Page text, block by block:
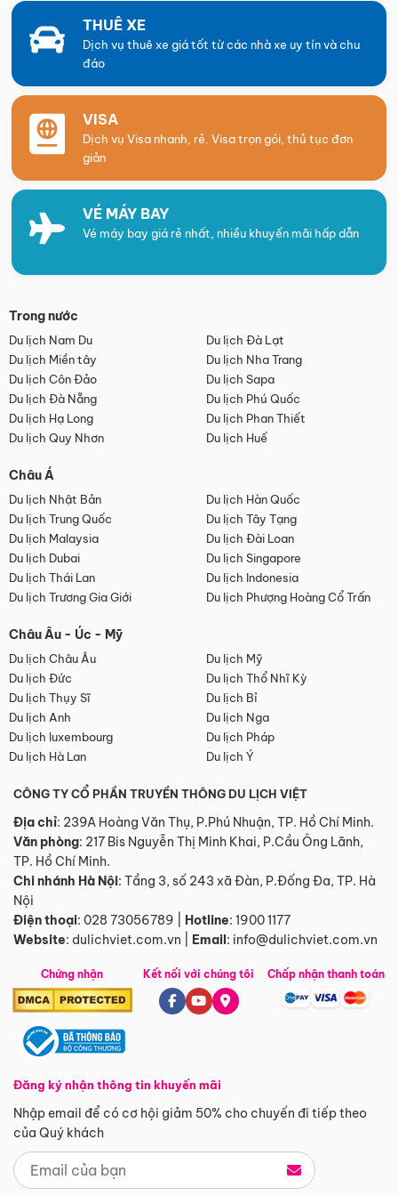
THUÊ XE
Dịch vụ thuê xe giá tốt từ các nhà xe uy tín và chu
đáo
VISA
Dịch vụ Visa nhanh, rẻ. Visa trọn gói, thủ tục đơn
giản
VÉ MÁY BAY
Vé máy bay giá rẻ nhất, nhiều khuyến mãi hấp dẫn
Trong nước
Du lịch Nam Du
Du lịch Đà Lạt
Du lịch Miền tây
Du lịch Nha Trang
Du lịch Côn Đảo
Du lịch Sapa
Du lịch Đà Nẵng
Du lịch Phú Quốc
Du lịch Hạ Long
Du lịch Phan Thiết
Du lịch Quy Nhơn
Du lịch Huế
Châu Á
Du lịch Nhật Bản
Du lịch Hàn Quốc
Du lịch Trung Quốc
Du lịch Tây Tạng
Du lịch Malaysia
Du lịch Đài Loan
Du lịch Dubai
Du lịch Singapore
Du lịch Thái Lan
Du lịch Indonesia
Du lịch Trương Gia Giới
Du lịch Phượng Hoàng Cổ Trấn
Châu Âu - Úc - Mỹ
Du lịch Châu Âu
Du lịch Mỹ
Du lịch Đức
Du lịch Thổ Nhĩ Kỳ
Du lịch Thụy Sĩ
Du lịch Bỉ
Du lịch Anh
Du lịch Nga
Du lịch luxembourg
Du lịch Pháp
Du lịch Hà Lan
Du lịch Ý
CÔNG TY CỔ PHẦN TRUYỀN THÔNG DU LỊCH VIỆT
Địa chỉ: 239A Hoàng Văn Thụ, P.Phú Nhuận, TP. Hồ Chí Minh.
Văn phòng: 217 Bis Nguyễn Thị Minh Khai, P.Cầu Ông Lãnh,
TP. Hồ Chí Minh.
Chi nhánh Hà Nội: Tầng 3, số 243 xã Đàn, P.Đống Đa, TP. Hà
Nội
Điện thoại: 028 73056789 Hotline: 1900 1177
Website: dulichviet.com.vn Email: info@dulichviet.com.vn
Chứng nhận
Đăng ký nhận thông tin khuyến mãi
Nhập email để có cơ hội giảm 50% cho chuyến đi tiếp theo
của Quý khách
Kết nối với chúng tôi Chấp nhận thanh toán